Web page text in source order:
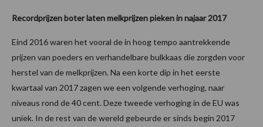
Recordprijzen boter laten melkprijzen pieken in najaar 2017
Eind 2016 waren het vooral de in hoog tempo aantrekkende
prijzen van poeders en verhandelbare bulkkaas die zorgden voor
herstel van de melkprijzen. Na een korte dip in het eerste
kwartaal van 2017 zagen we een volgende verhoging, naar
niveaus rond de 40 cent. Deze tweede verhoging in de EU was
uniek. In de rest van de wereld gebeurde er sinds begin 2017